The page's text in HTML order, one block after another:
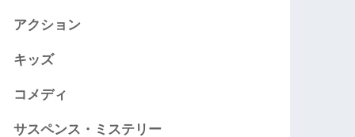
アクション
キッズ
コメディ
サスペンス・ミステリー